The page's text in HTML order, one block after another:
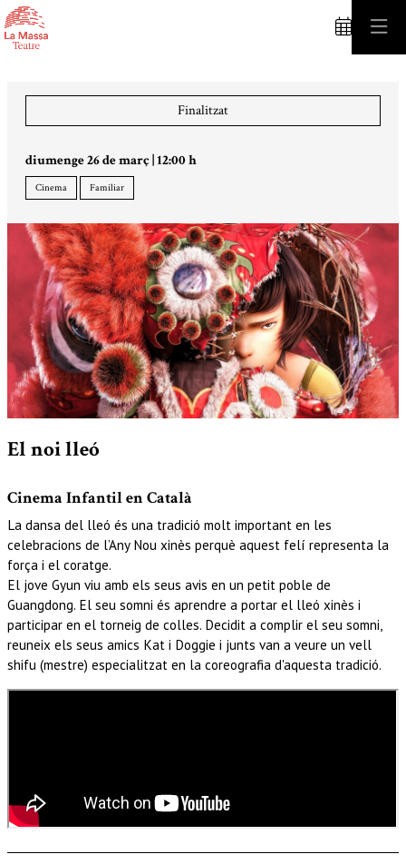
Finalitzat
diumenge 26 de març|12:00 h
Cinema Familiar
El noi lleó
Cinema Infantil en Català
La dansa del lleó és una tradició molt important en les
celebracions de l’Any Nou xinès perquè aquest felí representa la
força i el coratge.
El jove Gyun viu amb els seus avis en un petit poble de
Guangdong. El seu somni és aprendre a portar el lleó xinès i
participar en el torneig de colles. Decidit a complir el seu somni,
reuneix els seus amics Kat i Doggie i junts van a veure un vell
shifu (mestre) especialitzat en la coreografia d'aquesta tradició.